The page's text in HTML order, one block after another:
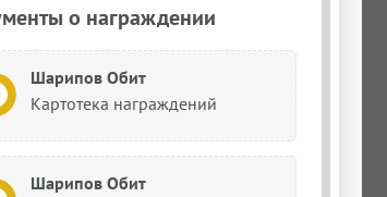
о награждении
Шарипов Обит
Картотека награждений
Шарипов Обит